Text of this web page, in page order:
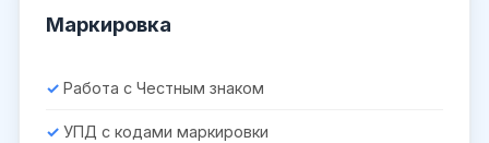
Маркировка
Работа с Честным знаком
УПД с кодами маркировки